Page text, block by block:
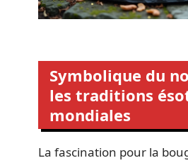
Symbolique du
les traditions
mondiales
La fascination pour la